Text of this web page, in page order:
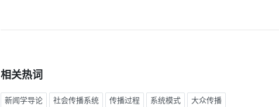
相关热词
新闻学导论 社会传播系统 传播过程 系统模式 大众传播